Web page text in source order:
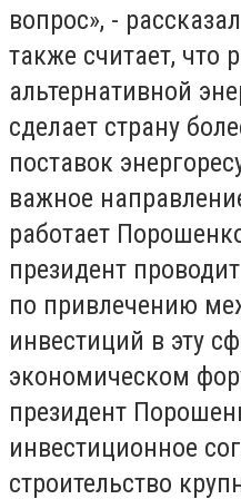
вопрос», -
также считает, что
альтернативной
сделает страну
поставок
важное
работает
президент
по привлечению
инвестиций в эту
экономическом
президент
инвестиционное
строительство